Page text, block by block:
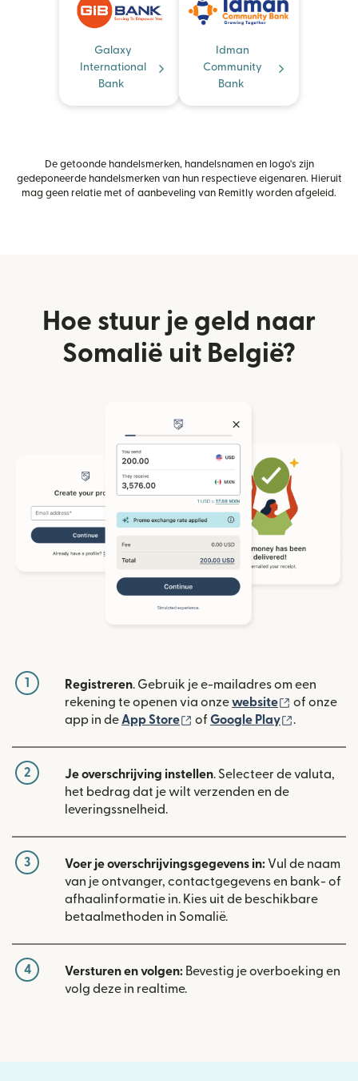
Galaxy
International
Bank
Idman
Community
Bank
De getoonde handelsmerken, handelsnamen en logo's zijn
gedeponeerde handelsmerken van hun respectieve eigenaren. Hieruit
mag geen relatie met of aanbeveling van Remitly worden afgeleid.
Hoe stuur je geld naar
Somalië uit België?
1 Registreren. Gebruik je e-mailadres om een
rekening te openen via onzewebsite (wordt
of onze
app in deApp Store (wordt geopend in een
of Google Play (wordt
.
2 Je overschrijving instellen. Selecteer de valuta,
het bedrag dat je wilt verzenden en de
leveringssnelheid.
3 Voer je overschrijvingsgegevens in: Vul de naam
van je ontvanger, contactgegevens en bank- of
afhaalinformatie in. Kies uit de beschikbare
betaalmethoden in Somalië.
4 Versturen en volgen: Bevestig je overboeking en
volg deze in realtime.